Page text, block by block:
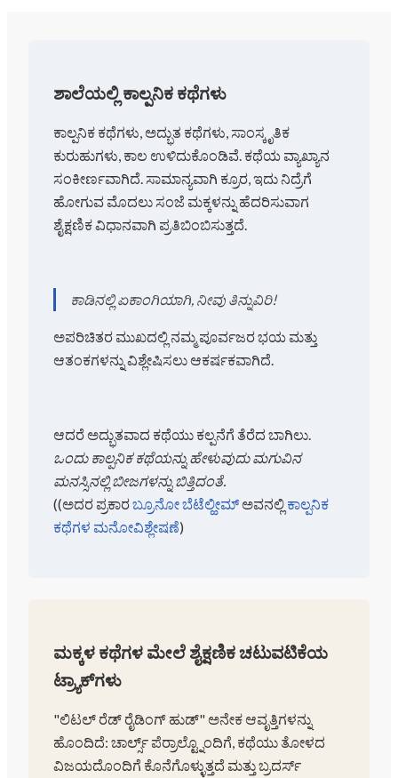
ಶಾಲೆಯಲ್ಲಿ ಕಾಲ್ಪನಿಕ ಕಥೆಗಳು
ಕಾಲ್ಪನಿಕ ಕಥೆಗಳು, ಅದ್ಭುತ ಕಥೆಗಳು, ಸಾಂಸ್ಕೃತಿಕ
ಕುರುಹುಗಳು, ಕಾಲ ಉಳಿದುಕೊಂಡಿವೆ. ಕಥೆಯ ವ್ಯಾಖ್ಯಾನ
ಸಂಕೀರ್ಣವಾಗಿದೆ. ಸಾಮಾನ್ಯವಾಗಿ ಕ್ರೂರ, ಇದು ನಿದ್ರೆಗೆ
ಹೋಗುವ ಮೊದಲು ಸಂಜೆ ಮಕ್ಕಳನ್ನು ಹೆದರಿಸುವಾಗ
ಶೈಕ್ಷಣಿಕ ವಿಧಾನವಾಗಿ ಪ್ರತಿಬಿಂಬಿಸುತ್ತದೆ.
ಕಾಡಿನಲ್ಲಿ ಏಕಾಂಗಿಯಾಗಿ, ನೀವು ತಿನ್ನುವಿರಿ!
ಅಪರಿಚಿತರ ಮುಖದಲ್ಲಿ ನಮ್ಮ ಪೂರ್ವಜರ ಭಯ ಮತ್ತು
ಆತಂಕಗಳನ್ನು ವಿಶ್ಲೇಷಿಸಲು ಆಕರ್ಷಕವಾಗಿದೆ.
ಆದರೆ ಅದ್ಭುತವಾದ ಕಥೆಯು ಕಲ್ಪನೆಗೆ ತೆರೆದ ಬಾಗಿಲು.
ಒಂದು ಕಾಲ್ಪನಿಕ ಕಥೆಯನ್ನು ಹೇಳುವುದು ಮಗುವಿನ
ಮನಸ್ಸಿನಲ್ಲಿ ಬೀಜಗಳನ್ನು ಬಿತ್ತಿದಂತೆ.
((ಅದರ ಪ್ರಕಾರಬ್ರೂನೋ ಬೆಟೆಲ್ಹೀಮ್ ಅವನಲ್ಲಿ ಕಾಲ್ಪನಿಕ
ಕಥೆಗಳ ಮನೋವಿಶ್ಲೇಷಣೆ)
ಮಕ್ಕಳ ಕಥೆಗಳ ಮೇಲೆ ಶೈಕ್ಷಣಿಕ ಚಟುವಟಿಕೆಯ
ಟ್ರ್ಯಾಕ್‌ಗಳು
"ಲಿಟಲ್ ರೆಡ್ ರೈಡಿಂಗ್ ಹುಡ್" ಅನೇಕ ಆವೃತ್ತಿಗಳನ್ನು
ಹೊಂದಿದೆ: ಚಾರ್ಲ್ಸ್ ಪೆರ್ರಾಲ್ಟ್ನೊಂದಿಗೆ, ಕಥೆಯು ತೋಳದ
ವಿಜಯದೊಂದಿಗೆ ಕೊನೆಗೊಳ್ಳುತ್ತದೆ ಮತ್ತು ಬ್ರದರ್ಸ್